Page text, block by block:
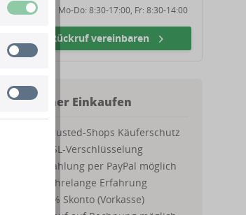
Mo-Do: 8:30-17:00, Fr: 8:30-14:00
Rückruf vereinbaren
Sicher Einkaufen
Trusted-Shops Käuferschutz
SSL-Verschlüsselung
Zahlung per PayPal möglich
Jahrelange Erfahrung
2% Skonto (Vorkasse)